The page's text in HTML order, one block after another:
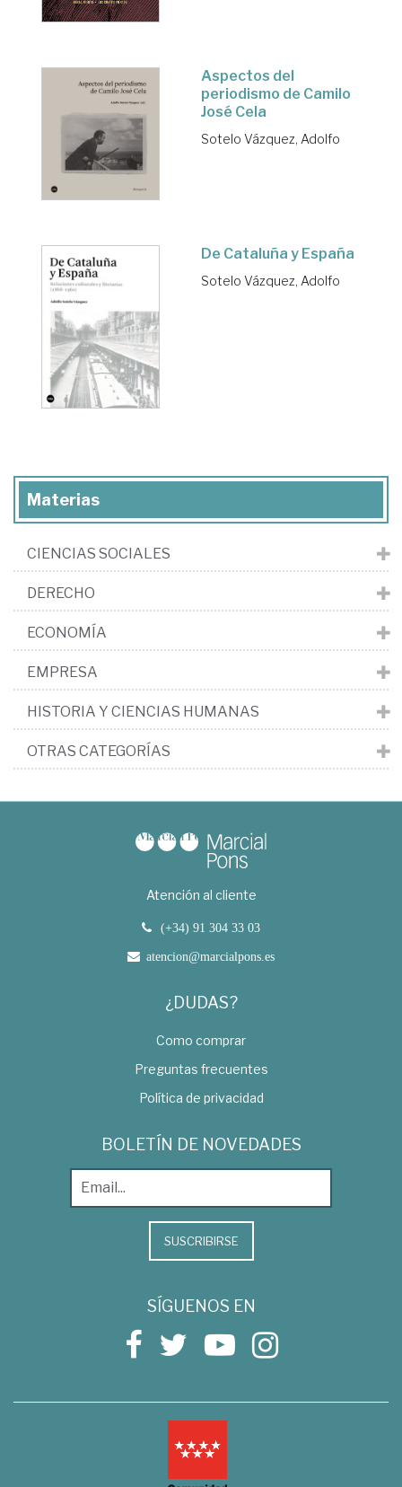
Aspectos del
periodismo de Camilo
José Cela
Sotelo Vázquez, Adolfo
De Cataluña y España
Sotelo Vázquez, Adolfo
Materias
CIENCIAS SOCIALES
DERECHO
ECONOMÍA
EMPRESA
HISTORIA Y CIENCIAS HUMANAS
OTRAS CATEGORÍAS
Atención al cliente
(+34) 91 304 33 03
atencion@marcialpons.es
¿DUDAS?
Como comprar
Preguntas frecuentes
Política de privacidad
BOLETÍN DE NOVEDADES
SUSCRIBIRSE
SÍGUENOS EN